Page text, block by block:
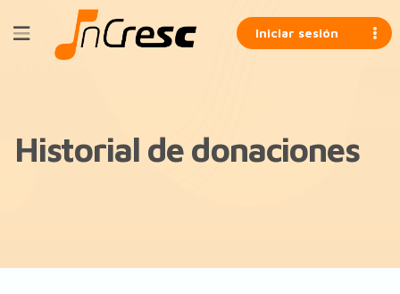
Iniciar sesión
Historial de donaciones